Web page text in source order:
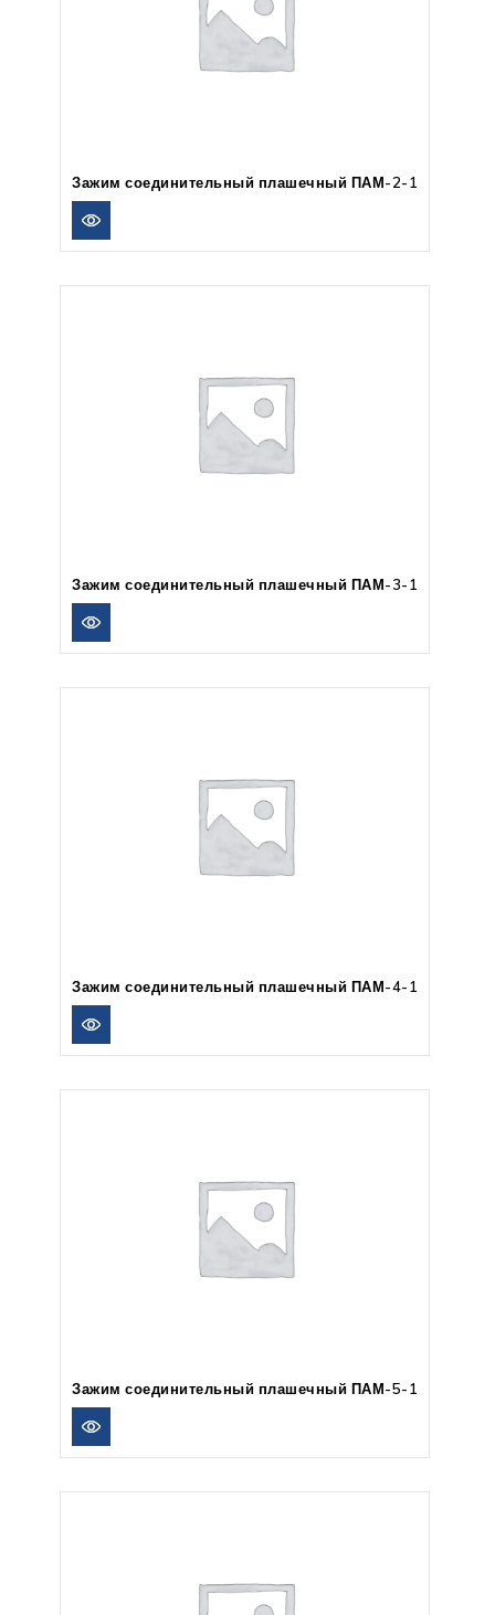
Зажим соединительный плашечный ПАМ-2-1
Зажим соединительный плашечный ПАМ-3-1
Зажим соединительный плашечный ПАМ-4-1
Зажим соединительный плашечный ПАМ-5-1